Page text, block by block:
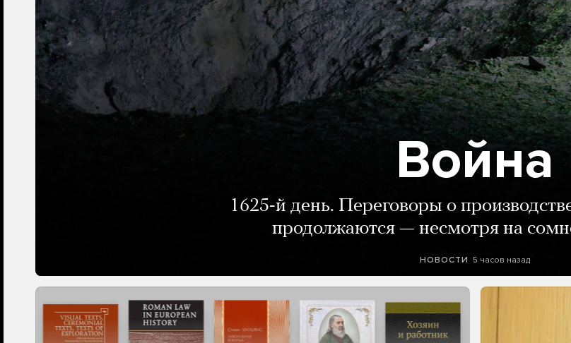
Война
1625-й день. Переговоры о
продолжаются — несмотря на
НОВОСТИ 5 часов назад